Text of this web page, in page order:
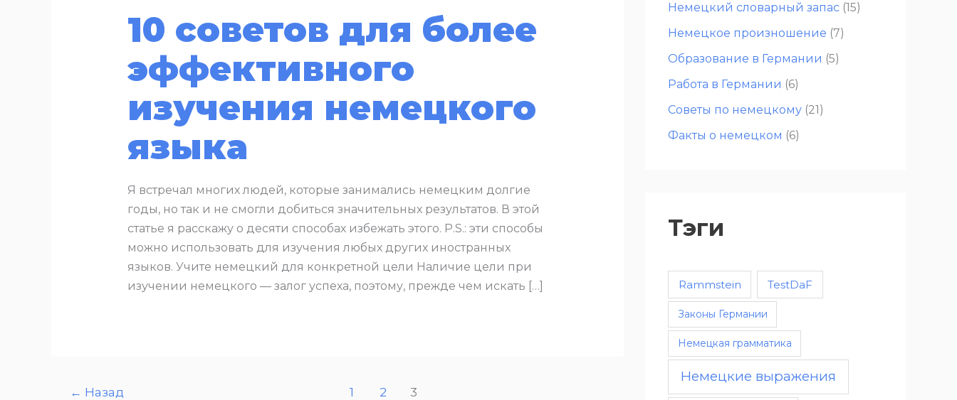
10 советов для более
эффективного
изучения немецкого
языка
Я встречал многих людей, которые занимались немецким долгие
годы, но так и не смогли добиться значительных результатов. В этой
статье я расскажу о десяти способах избежать этого. P.S.: эти способы
можно использовать для изучения любых других иностранных
языков. Учите немецкий для конкретной цели Наличие цели при
изучении немецкого — залог успеха, поэтому, прежде чем искать […]
← Назад 1 2 3
Немецкий словарный запас (15)
Немецкое произношение (7)
Образование в Германии (5)
Работа в Германии (6)
Советы по немецкому (21)
Факты о немецком (6)
Тэги
Rammstein TestDaF
Законы Германии
Немецкая грамматика
Немецкие выражения